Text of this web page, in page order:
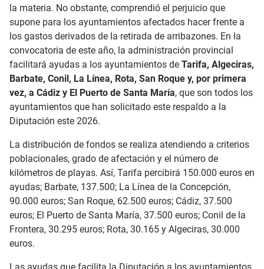
la materia. No obstante, comprendió el perjuicio que
supone para los ayuntamientos afectados hacer frente a
los gastos derivados de la retirada de arribazones. En la
convocatoria de este año, la administración provincial
facilitará ayudas a los ayuntamientos de Tarifa, Algeciras,
Barbate, Conil, La Línea, Rota, San Roque y, por primera
vez, a Cádiz y El Puerto de Santa María, que son todos los
ayuntamientos que han solicitado este respaldo a la
Diputación este 2026.
La distribución de fondos se realiza atendiendo a criterios
poblacionales, grado de afectación y el número de
kilómetros de playas. Así, Tarifa percibirá 150.000 euros en
ayudas; Barbate, 137.500; La Línea de la Concepción,
90.000 euros; San Roque, 62.500 euros; Cádiz, 37.500
euros; El Puerto de Santa María, 37.500 euros; Conil de la
Frontera, 30.295 euros; Rota, 30.165 y Algeciras, 30.000
euros.